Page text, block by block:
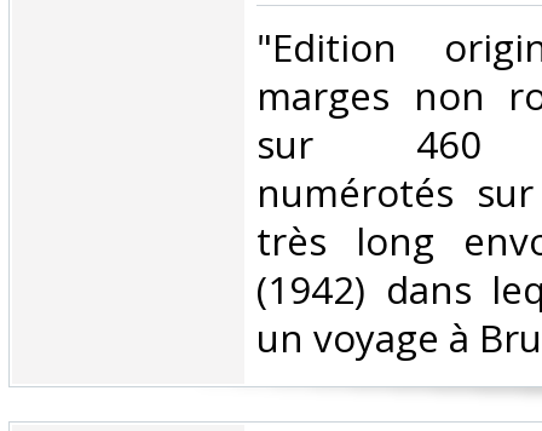
‎"Edition
marges non
sur 460
numérotés
très long
(1942) dans
un voyage à